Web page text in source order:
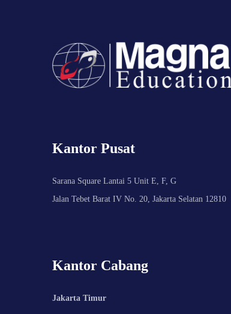
Kantor Pusat
Sarana Square Lantai 5 Unit E, F, G
Jalan Tebet Barat IV No. 20, Jakarta Selatan 12810
Kantor Cabang
Jakarta Timur